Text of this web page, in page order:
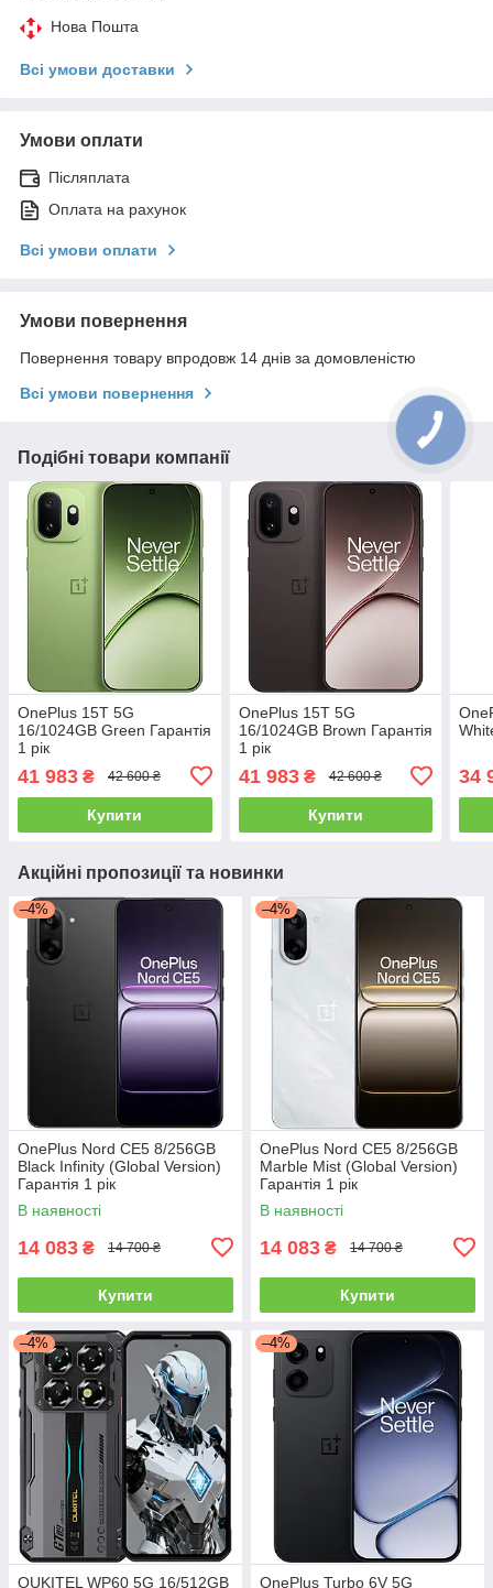
Нова Пошта
Всі умови доставки
Умови оплати
Післяплата
Оплата на рахунок
Всі умови оплати
Умови повернення
Повернення товару впродовж 14 днів за домовленістю
Всі умови повернення
Подібні товари компанії
OnePlus 15T 5G
16/1024GB Green Гарантія
1 рік
41 983 ₴ 42 600 ₴
Купити
OnePlus 15T 5G
16/1024GB Brown Гарантія
1 рік
41 983₴ 42 600 ₴
Купити
34
Акційні пропозиції та новинки
–4%
OnePlus Nord CE5 8/256GB
Black Infinity (Global Version)
Гарантія 1 рік
В наявності
14 083 ₴ 14 700 ₴
Купити
–4%
OnePlus Nord CE5 8/256GB
Marble Mist (Global Version)
Гарантія 1 рік
В наявності
14 083 ₴ 14 700 ₴
Купити
–4%
OUKITEL WP60 5G 16/512GB
–4%
OnePlus Turbo 6V 5G